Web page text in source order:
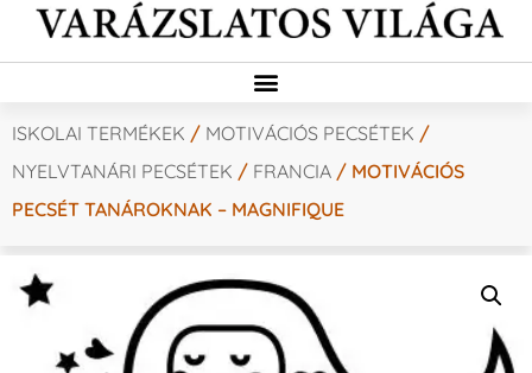
ISKOLAI TERMÉKEK / MOTIVÁCIÓS PECSÉTEK /
NYELVTANÁRI PECSÉTEK / FRANCIA / MOTIVÁCIÓS
PECSÉT TANÁROKNAK – MAGNIFIQUE